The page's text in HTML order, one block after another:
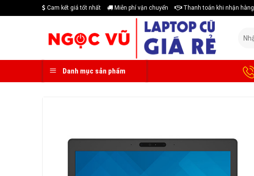
to
Cam kết giá tốt nhất Miễn phí vận chuyển Thanh toán khi nhận hàng
kiếm:
Danh mục sản phẩm